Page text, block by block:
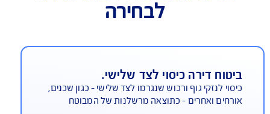
לרוכשים ביטוח משולב ולרוכשים אונליין
הרחבות כיסוי ביטוח מבנה
לבחירה